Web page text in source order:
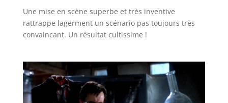
Une mise en scène superbe et très inventive
rattrappe lagerment un scénario pas toujours très
convaincant. Un résultat cultissime !